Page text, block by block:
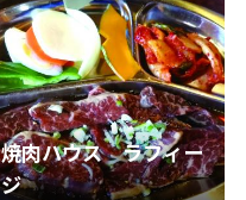
焼肉ハウス ラフィー
ジ